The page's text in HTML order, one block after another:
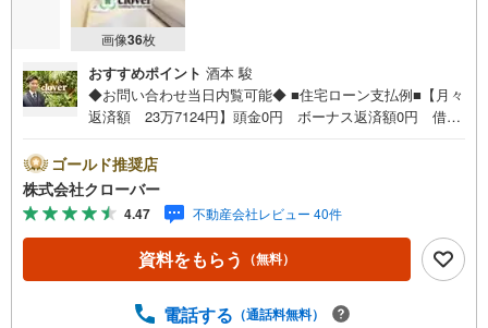
画像36枚
おすすめポイント 酒本 駿
◆お問い合わせ当日内覧可能◆ ■住宅ローン支払例■【月々
返済額 23万7124円】頭金0円 ボーナス返済額0円 借入
●住宅ローン、諸費用ローンお気軽にご相談下さい！渋谷区
代々木に佇む東急ドエル・プレステージ参宮橋。小田急線
「参宮橋」駅徒歩1分、京王線「初台」駅徒歩12分、山手線
他「代々木」駅徒歩13分と複数路線利用可能。周辺には買
い物施設等が多くあり生活環境が充実しています。1996年
築、RC造7階建て、総戸数54戸のマンション。東急建設が
車場あり。お部屋は3階、角部屋。新規リノベーション実施
ゴールド推奨店
株式会社クローバー
4.47 不動産会社レビュー 40件
資料をもらう （無料）
電話する （通話料無料）